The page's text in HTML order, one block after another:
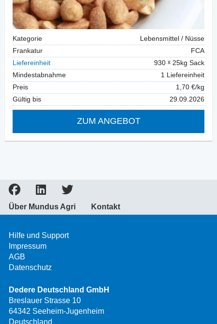
Kategorie
Lebensmittel / Nüsse
Frankatur
FCA
Liefereinheit
930
25kg Sack
Mindestabnahme
1 Liefereinheit
Preis
1,70 €/kg
Gültig bis
29.09.2026
ZUM ANGEBOT
Über Mundus Agri Kontakt
Hilfe und Support
Impressum
AGB
Datenschutz
Dedere Deutschland GmbH
Breslauer Strasse 10
64342 Seeheim-Jugenheim
Deutschland